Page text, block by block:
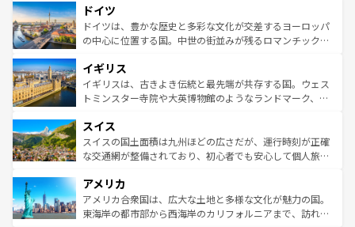
せる。地方によって風土や気候が異なるスペインはその個
性で訪れる人を魅了する。 なお、新着のスペイン情報は コ
ンテンツ一覧を参照してほしい。
で、幅広い魅力が詰まっている。華麗な宮殿、歴史的な大
聖堂、美しいビーチ、そして豊かな自然が、訪れる者を心
から魅了する。また、フランスは美食の国としても知ら
いる。シャンパンの発祥地であるランス、プロヴァンスの
香り高いラベンダー畑など、多彩な楽しみ方が可能だ。さ
らに、パリ以外の地域にも魅力が溢れており、どの街角に
れる地方に足を運ぶとそれぞれで全く異なる文化を体験で
きるだろう。 なお、新着のフランス情報はコンテンツ一覧
を参照してほしい。
ドイツ
ドイツは、豊かな歴史と多彩な文化が交差するヨーロッパ
の中心に位置する国。中世の街並みが残るロマンチック街
顔を持つこの国は、どこを歩いても飽きることがない。ベ
ルリンの文化的活気、バイエルン州のアルプスの絶景、そ
してライン川沿いのワイン畑といった風景は必見。ビール
は、お酒好きな人にはぜひ体験してほしい。 なお、新着の
ドイツ情報はコンテンツ一覧を参照してほしい。
イギリス
イギリスは、古きよき伝統と最先端が共存する国。ウェス
トミンスター寺院や大英博物館のようなランドマーク、歴
リアごとに異なる魅力がある。また、優雅なアフタヌーン
ティー、ビール好きにはたまらない英国パブ、サッカー観
戦など、本場だからこそできる体験も豊富。イギリスを旅
ンツ一覧を参照してほしい。
スイス
スイスの国土面積は九州ほどの広さだが、運行時刻が正確
な交通網が整備されており、初心者でも安心して個人旅行
の建物がそのまま残る町や、スイスならではのユニークな
博物館もあり、アルプス観光だけでなく町歩きも満喫する
ことができる。国民の所得が高いため物価も高いが、旅行
アメリカ
アメリカ合衆国は、広大な土地と多様な文化が魅力の国。
東海岸の都市部から西海岸のカリフォルニアまで、訪れる